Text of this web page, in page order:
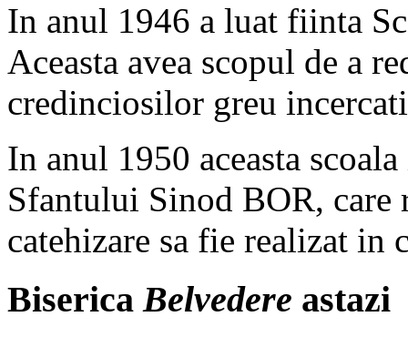
In anul 1946 a luat fiinta
Aceasta avea scopul de a
credinciosilor greu
In anul 1950 aceasta
Sfantului Sinod BOR, care
catehizare sa fie realizat
Biserica Belvedere astazi